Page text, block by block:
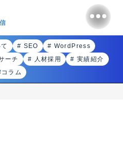
# SEO
# WordPress
ーチ # 人材採用
# 実績紹介
コラム